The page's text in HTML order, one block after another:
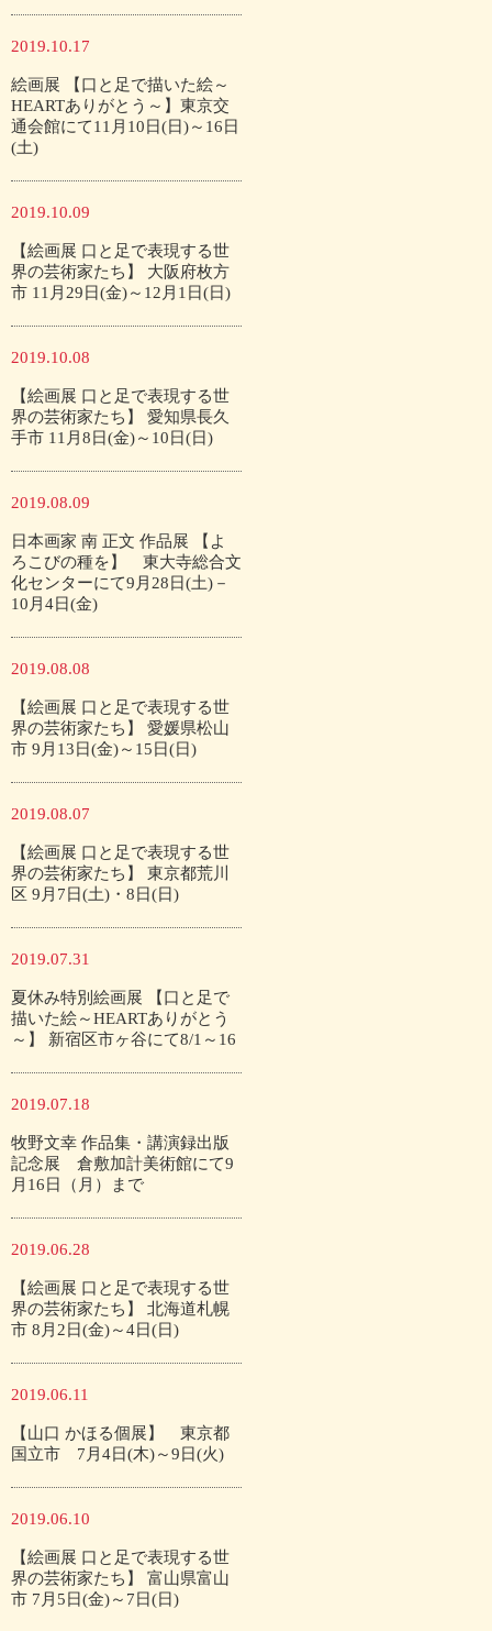
2019.10.17
絵画展 【口と足で描いた絵～
HEARTありがとう～】東京交
通会館にて11月10日(日)～16日
(土)
2019.10.09
【絵画展 口と足で表現する世
界の芸術家たち】 大阪府枚方
市 11月29日(金)～12月1日(日)
2019.10.08
【絵画展 口と足で表現する世
界の芸術家たち】 愛知県長久
手市 11月8日(金)～10日(日)
2019.08.09
日本画家 南 正文 作品展 【よ
ろこびの種を】 東大寺総合文
化センターにて9月28日(土)－
10月4日(金)
2019.08.08
【絵画展 口と足で表現する世
界の芸術家たち】 愛媛県松山
市 9月13日(金)～15日(日)
2019.08.07
【絵画展 口と足で表現する世
界の芸術家たち】 東京都荒川
区 9月7日(土)・8日(日)
2019.07.31
夏休み特別絵画展 【口と足で
描いた絵～HEARTありがとう
～】 新宿区市ヶ谷にて8/1～16
2019.07.18
牧野文幸 作品集・講演録出版
記念展 倉敷加計美術館にて9
月16日（月）まで
2019.06.28
【絵画展 口と足で表現する世
界の芸術家たち】 北海道札幌
市 8月2日(金)～4日(日)
2019.06.11
【山口 かほる個展】 東京都
国立市 7月4日(木)～9日(火)
2019.06.10
【絵画展 口と足で表現する世
界の芸術家たち】 富山県富山
市 7月5日(金)～7日(日)